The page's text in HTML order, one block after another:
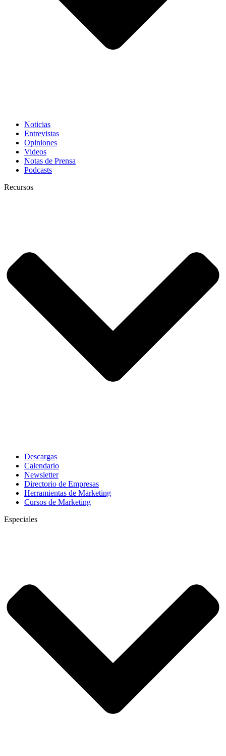
Noticias
Entrevistas
Opiniones
Videos
Notas de Prensa
Podcasts
Recursos
Descargas
Calendario
Newsletter
Directorio de Empresas
Herramientas de Marketing
Cursos de Marketing
Especiales